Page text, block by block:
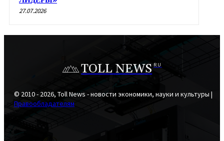
27.07.2026
TOLL NEWS RU
© 2010 - 2026, Toll News - новости экономики, науки и культуры |
Правообладателям